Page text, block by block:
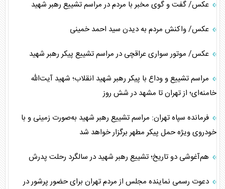
عکس/ گفت و گوی مخبر با مردم در مراسم تشییع رهبر شهید
عکس/ واکنش مردم به دیدن سید احمد خمینی
عکس/ موتور سواری عراقچی در مراسم تشییع پیکر رهبر شهید
مراسم تشییع و وداع با پیکر رهبر شهید انقلاب؛ شهید آیت‌الله
خامنه‌ای؛ از تهران تا مشهد در شش روز
فرمانده سپاه تهران: مراسم تشییع رهبر شهید به‌صورت زمینی و با
خودروی ویژه حمل پیکر مطهر برگزار خواهد شد
هم‌آغوشی دو تاریخ؛ تشییع رهبر شهید در سالگرد رحلت پدرش
دعوت رسمی نماینده مجلس از مردم تهران برای حضور پرشور در